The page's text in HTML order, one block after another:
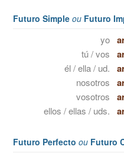
Futuro Simple ou Futuro
yo
tú / vos
él / ella / ud.
nosotros
vosotros
ellos / ellas / uds.
Futuro Perfecto ou Futuro